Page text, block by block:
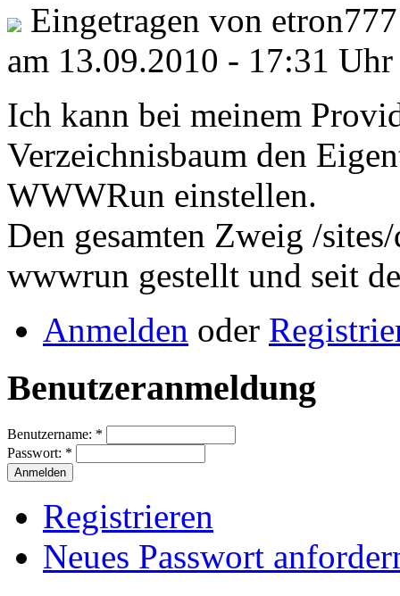
Eingetragen von
am 13.09.2010 - 17:31 Uhr
Ich kann bei meinem
Verzeichnisbaum den
WWWRun einstellen.
Den gesamten Zweig /
wwwrun gestellt und seit
Anmelden oder
Benutzeranmeldung
Benutzername: *
Passwort: *
Registrieren
Neues Passwort